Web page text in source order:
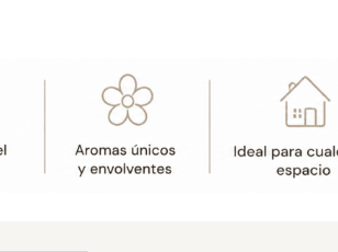
d’olor
cantidad